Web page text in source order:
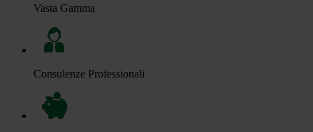
Vasta Gamma
Consulenze Professionali